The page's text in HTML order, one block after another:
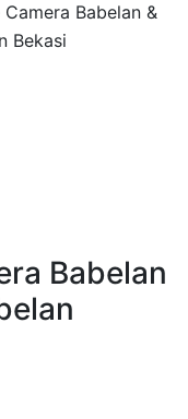
Babelan &
Bekasi
Babelan